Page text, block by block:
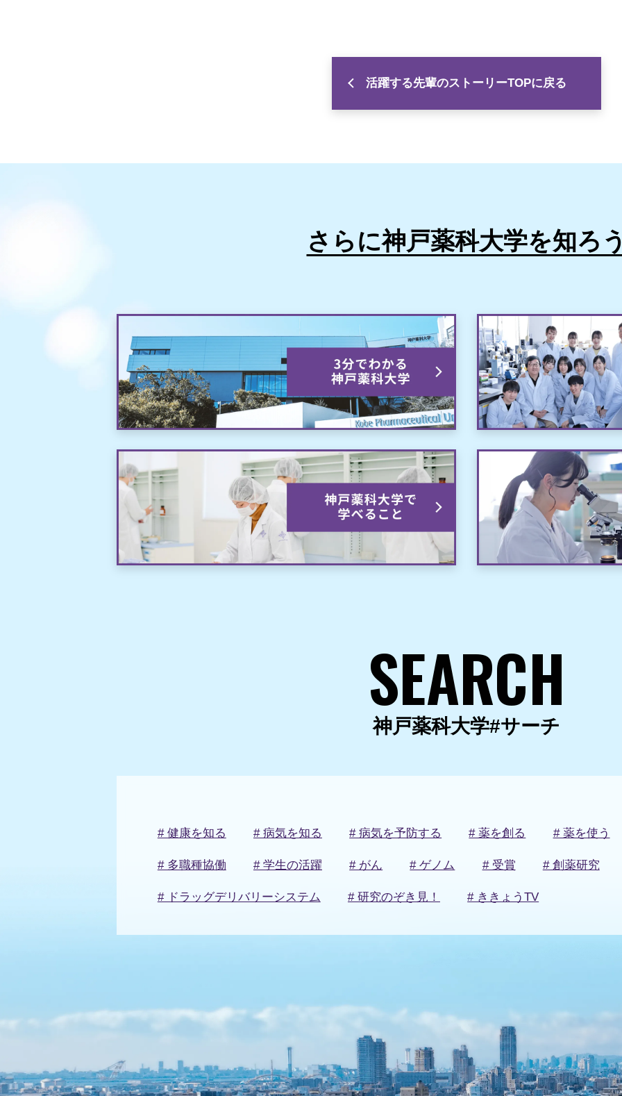
活躍する先輩のストーリーTOPに戻る
さらに神戸薬科大学を知ろ
SEARCH
神戸薬科大学#サーチ
# 健康を知る # 病気を知る # 病気を予防する # 薬を創る # 薬を使う
# 多職種協働 # 学生の活躍 # がん # ゲノム # 受賞 # 創薬研究
# ドラッグデリバリーシステム # 研究のぞき見！ # ききょうTV